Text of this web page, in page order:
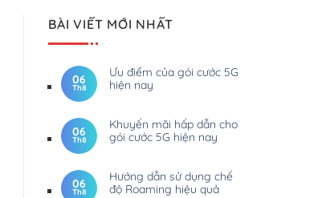
BÀI VIẾT MỚI NHẤT
06
Th8
Ưu điểm của gói cước 5G
hiện nay
06
Th8
Khuyến mãi hấp dẫn cho
gói cước 5G hiện nay
06
Th8
Hướng dẫn sử dụng chế
độ Roaming hiệu quả